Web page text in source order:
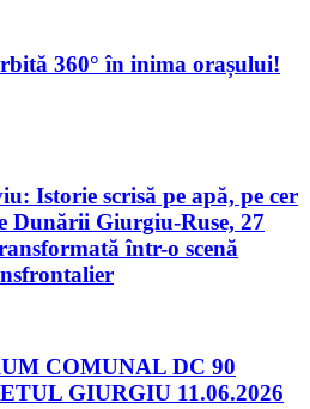
360° în inima orașului!
Istorie scrisă pe apă, pe cer
Dunării Giurgiu-Ruse, 27
într-o scenă
COMUNAL DC 90
GIURGIU 11.06.2026